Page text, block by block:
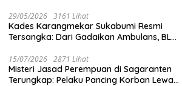
29/05/2026 3161 Lihat
Kades Karangmekar Sukabumi Resmi
Tersangka: Dari Gadaikan Ambulans, BLT
15/07/2026 2871 Lihat
Misteri Jasad Perempuan di Sagaranten
Terungkap: Pelaku Pancing Korban Lewat